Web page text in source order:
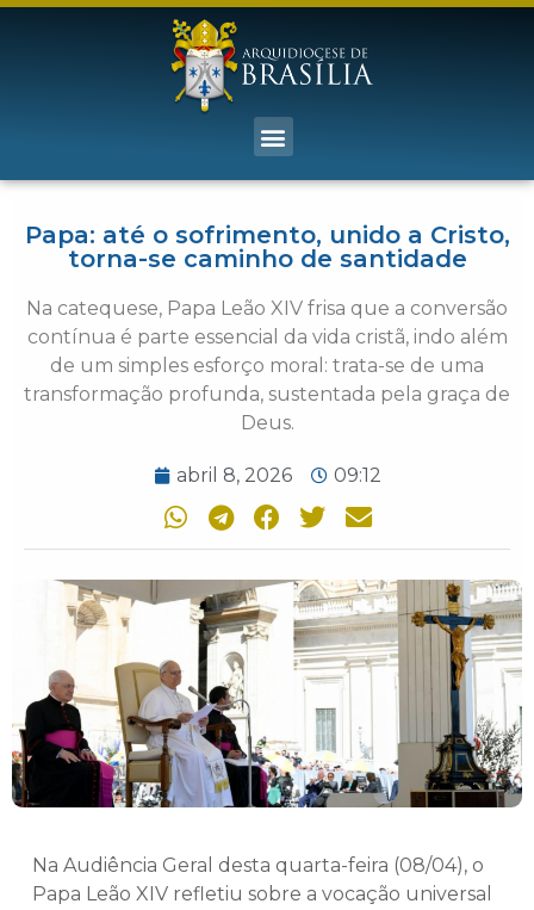
Papa: até o sofrimento, unido a Cristo,
torna-se caminho de santidade
Na catequese, Papa Leão XIV frisa que a conversão
contínua é parte essencial da vida cristã, indo além
de um simples esforço moral: trata-se de uma
transformação profunda, sustentada pela graça de
Deus.
abril 8, 2026 09:12
Na Audiência Geral desta quarta-feira (08/04), o
Papa Leão XIV refletiu sobre a vocação universal